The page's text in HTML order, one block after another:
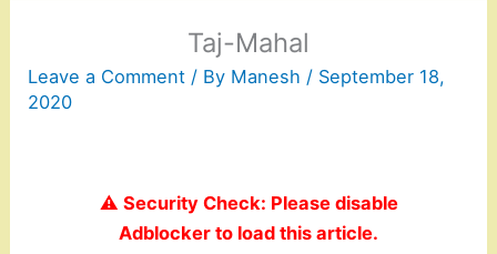
Taj-Mahal
Leave a Comment / By Manesh / September 18,
2020
⚠️ Security Check: Please disable
Adblocker to load this article.